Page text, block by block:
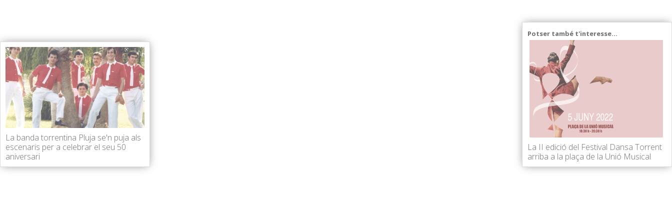
La banda torrentina Pluja se'n puja als
escenaris per a celebrar el seu 50
aniversari
Potser també t'interesse...
La II edició del Festival Dansa Torrent
arriba a la plaça de la Unió Musical